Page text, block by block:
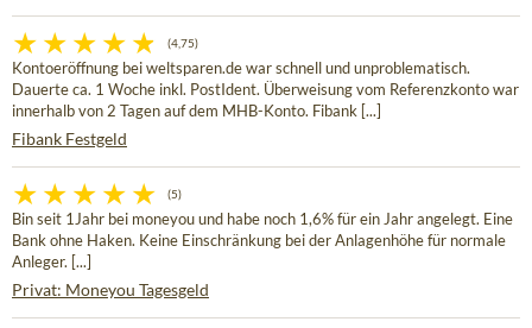
(4,75)
Kontoeröffnung bei weltsparen.de war schnell und unproblematisch.
Dauerte ca. 1 Woche inkl. PostIdent. Überweisung vom Referenzkonto war
innerhalb von 2 Tagen auf dem MHB-Konto. Fibank [...]
Fibank Festgeld
(5)
Bin seit 1Jahr bei moneyou und habe noch 1,6% für ein Jahr angelegt. Eine
Bank ohne Haken. Keine Einschränkung bei der Anlagenhöhe für normale
Anleger. [...]
Privat: Moneyou Tagesgeld